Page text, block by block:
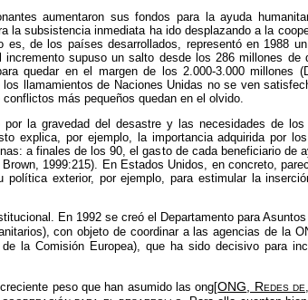
aumentaron sus fondos para la ayuda
la subsistencia inmediata ha ido desplazando a la
es, de los países desarrollados, representó en 1988
supuso un salto desde los 286 millones
quedar en el margen de los 2.000-3.000
llamamientos de Naciones Unidas no se ven
más pequeños quedan en el olvido.
la gravedad del desastre y las necesidades de
explica, por ejemplo, la importancia adquirida por
a finales de los 90, el gasto de cada beneficiario de
1999:215). En Estados Unidos, en concreto,
política exterior, por ejemplo, para estimular la
En 1992 se creó el Departamento para
con objeto de coordinar a las agencias de la
de la Comisión Europea), que ha sido decisivo para
peso que han asumido las ong[ONG , Redes de